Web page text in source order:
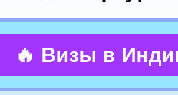
🔥 Визы в